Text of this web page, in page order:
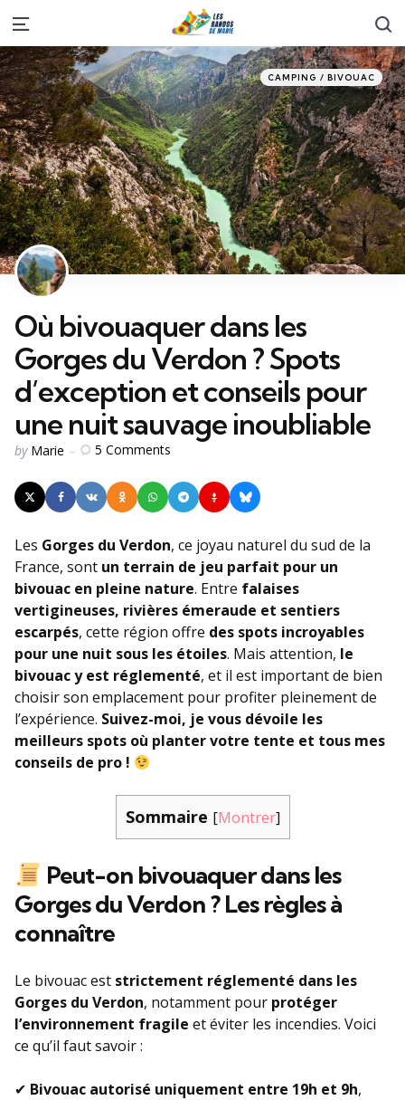
Menu
Categories
Posted
in
CAMPING / BIVOUAC
Où bivouaquer dans les
Gorges du Verdon ? Spots
d’exception et conseils pour
une nuit sauvage inoubliable
Posted
by Marie 5 Comments
Les Gorges du Verdon, ce joyau naturel du sud de la
France, sont un terrain de jeu parfait pour un
bivouac en pleine nature. Entre falaises
vertigineuses, rivières émeraude et sentiers
escarpés, cette région offre des spots incroyables
pour une nuit sous les étoiles. Mais attention, le
bivouac y est réglementé, et il est important de bien
choisir son emplacement pour profiter pleinement de
l’expérience. Suivez-moi, je vous dévoile les
meilleurs spots où planter votre tente et tous mes
conseils de pro !
Sommaire [Montrer]
Peut-on bivouaquer dans les
Gorges du Verdon ? Les règles à
connaître
Le bivouac est strictement réglementé dans les
Gorges du Verdon, notamment pour protéger
l’environnement fragile et éviter les incendies. Voici
ce qu’il faut savoir :
✔ Bivouac autorisé uniquement entre 19h et 9h,